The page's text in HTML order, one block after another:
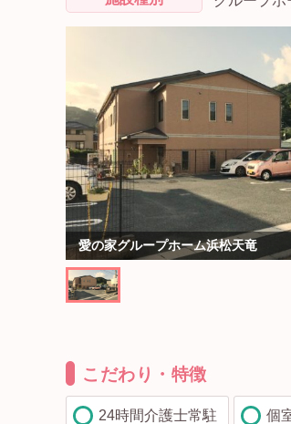
愛の家グループホーム浜松天竜
こだわり・特徴
24時間介護士常駐 個